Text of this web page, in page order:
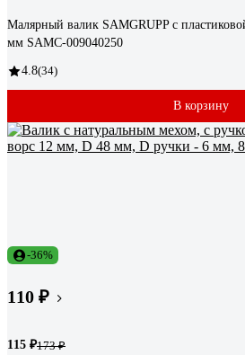
Малярный валик SAMGRUPP с
мм SAMC-009040250
4.8(34)
В корзину
-36%
110 ₽
115 ₽173 ₽